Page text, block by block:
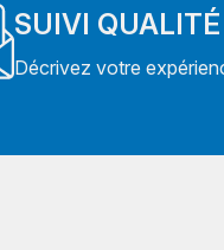
SUIVI QUALITÉ
Décrivez votre